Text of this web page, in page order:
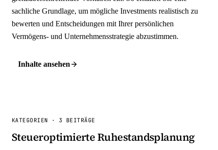
sachliche Grundlage, um mögliche Investments realistisch zu
bewerten und Entscheidungen mit Ihrer persönlichen
Vermögens- und Unternehmensstrategie abzustimmen.
Inhalte ansehen
KATEGORIEN · 3 BEITRÄGE
Steueroptimierte Ruhestandsplanung